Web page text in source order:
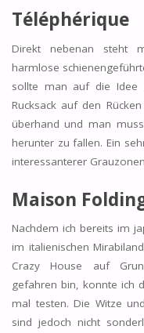
Téléphérique
Direkt nebenan steht
harmlose
sollte man auf die Idee
Rucksack auf den
überhand und man
herunter zu fallen. Ein
interessanterer
Maison
Nachdem ich bereits im
im italienischen
Crazy House auf
gefahren bin, konnte ich
mal testen. Die Witze
sind jedoch nicht